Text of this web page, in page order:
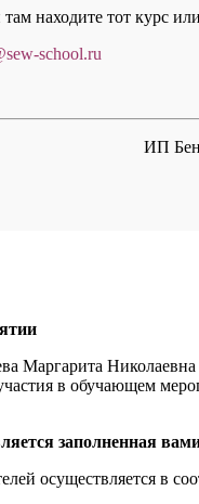
находите тот курс
school.ru
ИП
Маргарита
в обучающем
заполненная
осуществляется в